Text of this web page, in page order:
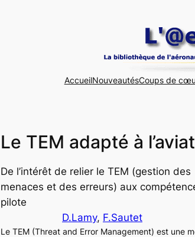
AccueilNouveautésCoups de
Le TEM adapté à
De l’intérêt de relier le TEM (gestion des
menaces et des erreurs) aux
pilote
D.Lamy, F.Sautet
Le TEM (Threat and Error Management) est une